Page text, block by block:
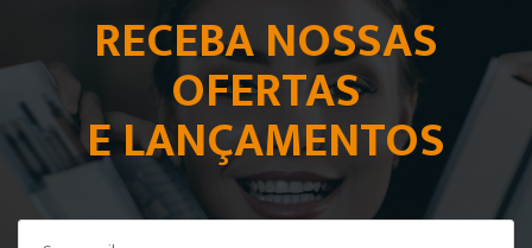
RECEBA NOSSAS
OFERTAS
E LANÇAMENTOS